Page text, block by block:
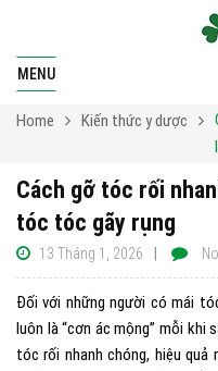
MENU
Home Kiến thức y dược
Cách gỡ tóc rối
tóc tóc gãy rụng
13 Tháng 1, 2026
Đối với những người có mái
luôn là “cơn ác mộng” mỗi khi
tóc rối nhanh chóng, hiệu